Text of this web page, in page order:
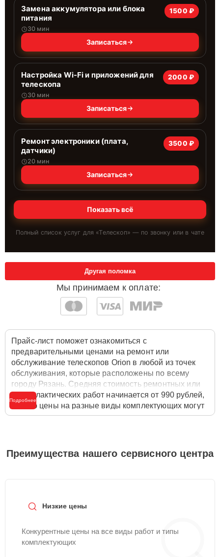
Замена аккумулятора или блока
питания
30 мин
1500 ₽
Записаться
Настройка Wi-Fi и приложений для
телескопа
30 мин
2000 ₽
Записаться
Ремонт электроники (плата,
датчики)
20 мин
3500 ₽
Записаться
Показать всё
Полный список услуг для «Телескоп» — по звонку или в чате
Мы принимаем к оплате:
Другая поломка
Прайс-лист поможет ознакомиться с
предварительными ценами на ремонт или
обслуживание телескопов Orion в любой из точек
обслуживания, которые расположены по всему
городу Рязань. Средняя стоимость ремонтных или
профилактических работ начинается от 990 рублей,
однако цены на разные виды комплектующих могут
различаться. Полную стоимость работ с учётом
клиентах. Для расчета итоговой стоимости ремонта
телескопа достаточно позвонить по телефону
Подробнее
Преимущества нашего сервисного центра
Низкие цены
Конкурентные цены на все виды работ и типы
комплектующих